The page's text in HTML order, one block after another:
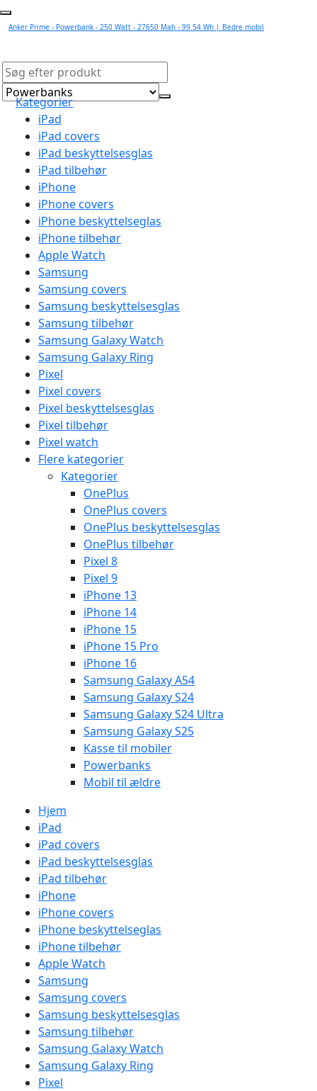
Anker Prime - Powerbank - 250 Watt - 27650 Mah - 99.54 Wh | Bedre mobil
Kategorier
iPad
iPad covers
iPad beskyttelsesglas
iPad tilbehør
iPhone
iPhone covers
iPhone beskyttelseglas
iPhone tilbehør
Apple Watch
Samsung
Samsung covers
Samsung beskyttelsesglas
Samsung tilbehør
Samsung Galaxy Watch
Samsung Galaxy Ring
Pixel
Pixel covers
Pixel beskyttelsesglas
Pixel tilbehør
Pixel watch
Flere kategorier
Kategorier
OnePlus
OnePlus covers
OnePlus beskyttelsesglas
OnePlus tilbehør
Pixel 8
Pixel 9
iPhone 13
iPhone 14
iPhone 15
iPhone 15 Pro
iPhone 16
Samsung Galaxy A54
Samsung Galaxy S24
Samsung Galaxy S24 Ultra
Samsung Galaxy S25
Kasse til mobiler
Powerbanks
Mobil til ældre
Hjem
iPad
iPad covers
iPad beskyttelsesglas
iPad tilbehør
iPhone
iPhone covers
iPhone beskyttelseglas
iPhone tilbehør
Apple Watch
Samsung
Samsung covers
Samsung beskyttelsesglas
Samsung tilbehør
Samsung Galaxy Watch
Samsung Galaxy Ring
Pixel